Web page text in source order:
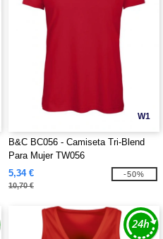
W1
B&C BC056 - Camiseta Tri-Blend
Para Mujer TW056
5,34 €
10,70 €
-50%